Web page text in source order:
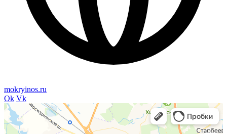
mokryinos.ru
Ok Vk